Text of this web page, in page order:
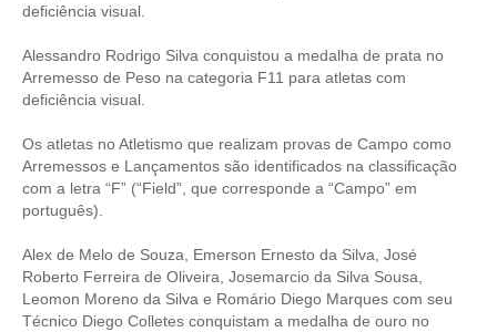
deficiência visual.
Alessandro Rodrigo Silva conquistou a medalha de prata no
Arremesso de Peso na categoria F11 para atletas com
deficiência visual.
Os atletas no Atletismo que realizam provas de Campo como
Arremessos e Lançamentos são identificados na classificação
com a letra “F” (“Field”, que corresponde a “Campo” em
português).
Alex de Melo de Souza, Emerson Ernesto da Silva, José
Roberto Ferreira de Oliveira, Josemarcio da Silva Sousa,
Leomon Moreno da Silva e Romário Diego Marques com seu
Técnico Diego Colletes conquistam a medalha de ouro no